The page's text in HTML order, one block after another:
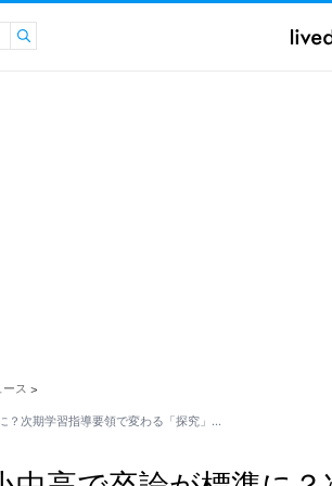
ス >
？次期学習指導要領で変わる「探究」…